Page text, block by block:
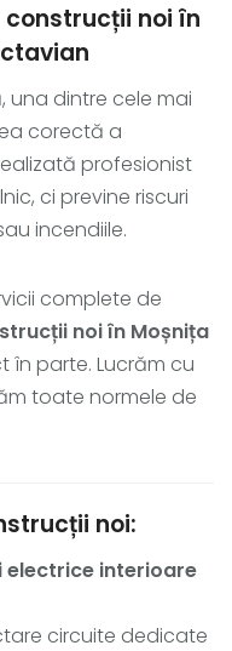
noi în
una dintre cele mai
corectă a
profesionist
ci previne riscuri
incendiile.
complete de
noi în Moșnița
parte. Lucrăm cu
toate normele de
noi:
electrice interioare
circuite dedicate